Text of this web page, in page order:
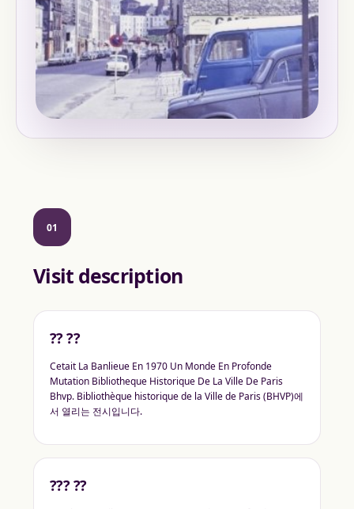
01
Visit description
?? ??
Cetait La Banlieue En 1970 Un Monde En Profonde
Mutation Bibliotheque Historique De La Ville De Paris
Bhvp. Bibliothèque historique de la Ville de Paris (BHVP)에
서 열리는 전시입니다.
??? ??